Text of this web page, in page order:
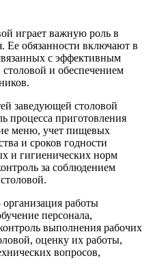
играет важную роль в
Ее обязанности включают в
с эффективным
и обеспечением
заведующей столовой
процесса приготовления
меню, учет пищевых
и сроков годности
и гигиенических норм
за соблюдением
работы
персонала,
выполнения рабочих
оценку их работы,
вопросов,